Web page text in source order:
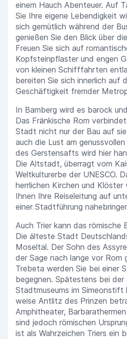
einem Hauch Abenteuer. Auf
Sie Ihre eigene Lebendigkeit
sich gemütlich während der
genießen Sie den Blick über
Freuen Sie sich auf
Kopfsteinpflaster und engen
von kleinen Schifffahrten
bereiten Sie sich innerlich auf
Geschäftigkeit fremder
In Bamberg wird es barock
Das Fränkische Rom
Stadt nicht nur der Bau auf
auch die Lust am
des Gerstensafts wird hier
Die Altstadt, überragt vom
Weltkulturerbe der UNESCO.
herrlichen Kirchen und Klöster
Ihnen Ihre Reiseleitung auf
einer Stadtführung
Auch Trier kann das römische
Die älteste Stadt
Moseltal. Der Sohn des
der Sage nach lange vor Rom
Trebeta werden Sie bei einer
begegnen. Spätestens bei der
Stadtmuseums im Simeonstift
weise Antlitz des Prinzen
Amphitheater,
sind jedoch römischen
ist als Wahrzeichen Triers ein